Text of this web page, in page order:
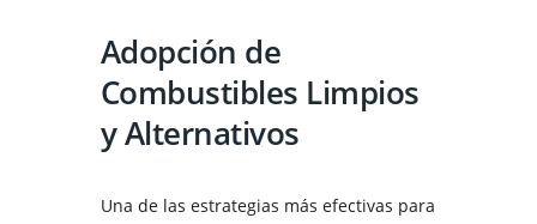
Adopción de
Combustibles Limpios
y Alternativos
Una de las estrategias más efectivas para